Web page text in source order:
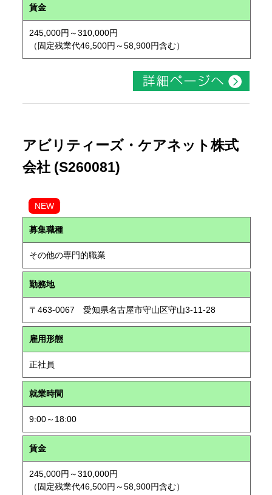
賃金
245,000円～310,000円
（固定残業代46,500円～58,900円含む）
アビリティーズ・ケアネット株式
会社 (S260081)
NEW
募集職種
その他の専門的職業
勤務地
〒463-0067 愛知県名古屋市守山区守山3-11-28
雇用形態
正社員
就業時間
9:00～18:00
賃金
245,000円～310,000円
（固定残業代46,500円～58,900円含む）